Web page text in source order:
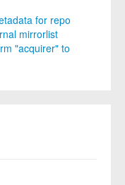
for repo
mirrorlist
"acquirer" to